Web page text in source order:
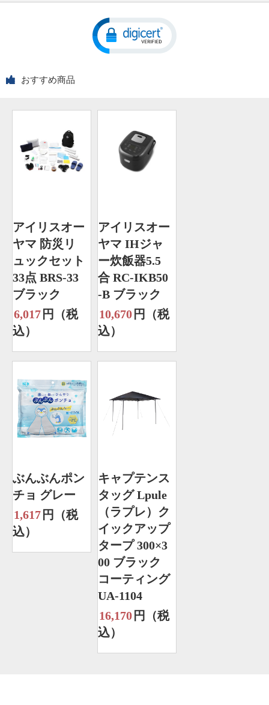
おすすめ商品
アイリスオー
ヤマ 防災リ
ュックセット
33点 BRS-33
ブラック
6,017 円（税
込）
アイリスオー
ヤマ IHジャ
ー炊飯器5.5
合 RC-IKB50
-B ブラック
10,670 円（税
込）
ぶんぶんポン
チョ グレー
1,617 円（税
込）
キャプテンス
タッグ Lpule
（ラプレ）ク
イックアップ
タープ 300×3
00 ブラック
コーティング
UA-1104
16,170 円（税
込）